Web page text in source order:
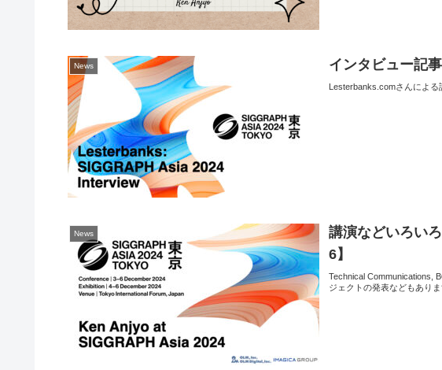
News インタビュー記
Lesterbanks.comさんによる
News
講演などいろい
6】
Technical Communications,
ジェクトの発表などもありま